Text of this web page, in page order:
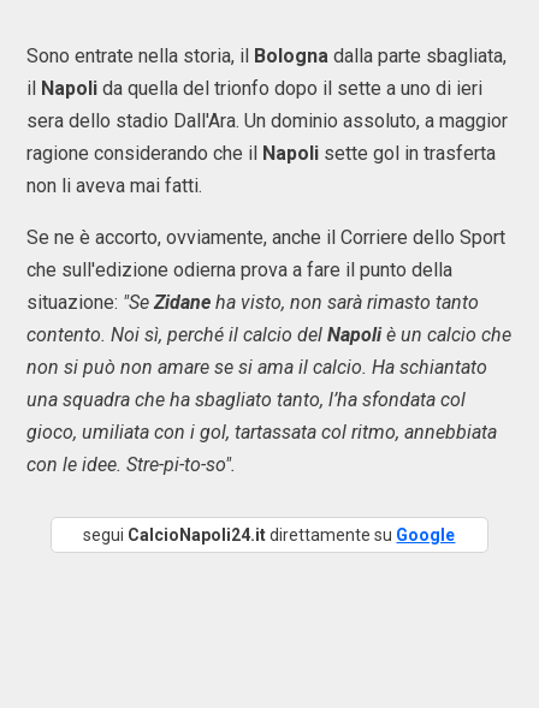
Sono entrate nella storia, il Bologna dalla parte sbagliata,
il Napoli da quella del trionfo dopo il sette a uno di ieri
sera dello stadio Dall'Ara. Un dominio assoluto, a maggior
ragione considerando che il Napoli sette gol in trasferta
non li aveva mai fatti.
Se ne è accorto, ovviamente, anche il Corriere dello Sport
che sull'edizione odierna prova a fare il punto della
situazione: "SeZidane ha visto, non sarà rimasto tanto
contento. Noi sì, perché il calcio del Napoliè un calcio che
non si può non amare se si ama il calcio. Ha schiantato
una squadra che ha sbagliato tanto, l’ha sfondata col
gioco, umiliata con i gol, tartassata col ritmo, annebbiata
con le idee. Stre-pi-to-so".
segui CalcioNapoli24.itdirettamente su Google